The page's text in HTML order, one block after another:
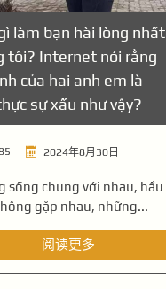
làm bạn hài lòng nhất
tôi? Internet nói rằng
của hai anh em là
sự xấu như vậy?
2024年8月30日
sống chung với nhau, hầu
gặp nhau, những...
阅读更多